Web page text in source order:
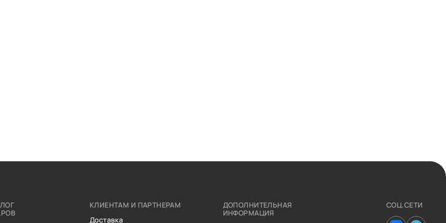
КЛИЕНТАМ И ПАРТНЕРАМ
Доставка
ДОПОЛНИТЕЛЬНАЯ
ИНФОРМАЦИЯ
СОЦ.СЕТИ